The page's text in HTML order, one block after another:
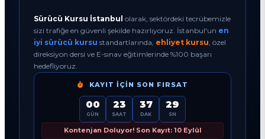
Sürücü Kursu İstanbul olarak, sektördeki tecrübemizle
sizi trafiğe en güvenli şekilde hazırlıyoruz. İstanbul'un en
iyi sürücü kursu standartlarında, ehliyet kursu , özel
direksiyon dersi ve E-sınav eğitimlerinde %100 başarı
hedefliyoruz.
KAYIT İÇIN SON FIRSAT
00
GÜN
23
SAAT
37
DAK
28
SN
Kontenjan Doluyor! Son Kayıt: 10 Eylül